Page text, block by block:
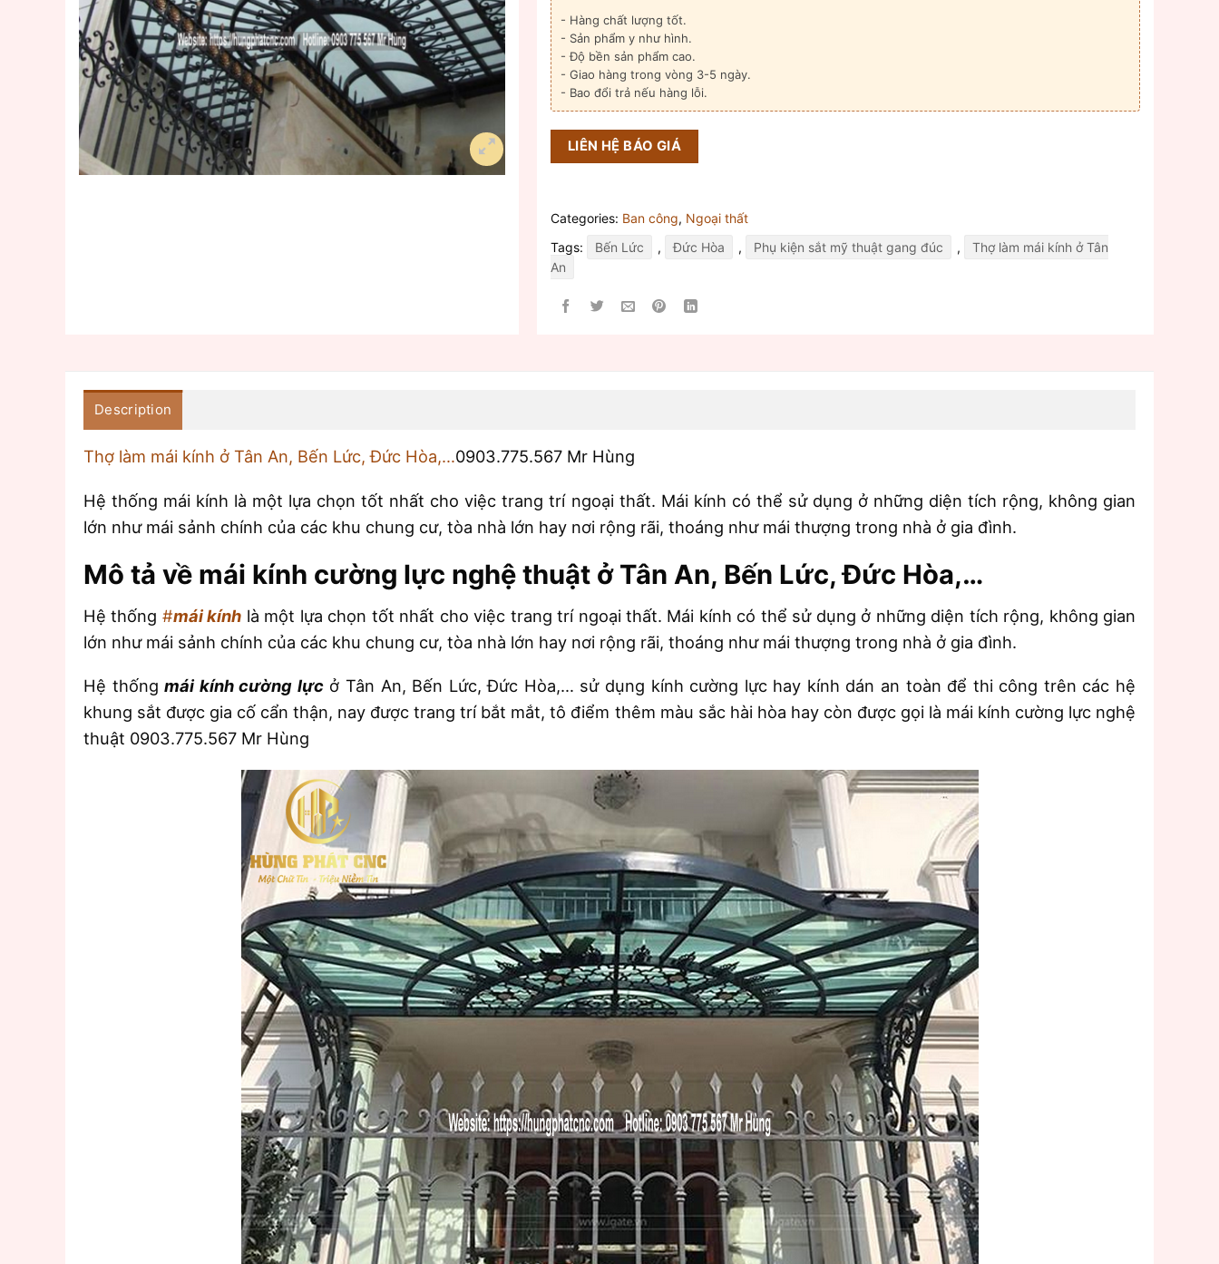
- Hàng chất lượng tốt.
- Sản phẩm y như hình.
- Độ bền sản phẩm cao.
- Giao hàng trong vòng 3-5 ngày.
- Bao đổi trả nếu hàng lỗi.
LIÊN HỆ BÁO GIÁ
Categories: Ban công, Ngoại thất
Tags:
Bến Lức , Đức Hòa , Phụ kiện sắt mỹ thuật gang đúc ,
Thợ làm mái kính ở Tân
An
Description
Thợ làm mái kính ở Tân An, Bến Lức, Đức Hòa,…0903.775.567 Mr Hùng
Hệ thống mái kính là một lựa chọn tốt nhất cho việc trang trí ngoại thất. Mái kính có thể sử dụng ở những diện tích rộng, không gian
lớn như mái sảnh chính của các khu chung cư, tòa nhà lớn hay nơi rộng rãi, thoáng như mái thượng trong nhà ở gia đình.
Mô tả về mái kính cường lực nghệ thuật ở Tân An, Bến Lức, Đức Hòa,…
Hệ thống #mái kính là một lựa chọn tốt nhất cho việc trang trí ngoại thất. Mái kính có thể sử dụng ở những diện tích rộng, không gian
lớn như mái sảnh chính của các khu chung cư, tòa nhà lớn hay nơi rộng rãi, thoáng như mái thượng trong nhà ở gia đình.
Hệ thốngmái kính cường lựcở Tân An, Bến Lức, Đức Hòa,… sử dụng kính cường lực hay kính dán an toàn để thi công trên các hệ
khung sắt được gia cố cẩn thận, nay được trang trí bắt mắt, tô điểm thêm màu sắc hài hòa hay còn được gọi là mái kính cường lực nghệ
thuật 0903.775.567 Mr Hùng